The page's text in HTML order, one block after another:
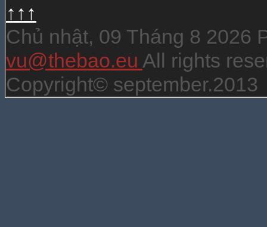
↑↑↑
Chủ nhật, 09 Tháng 8 2026
vu@thebao.eu All rights
Copyright© september.2013